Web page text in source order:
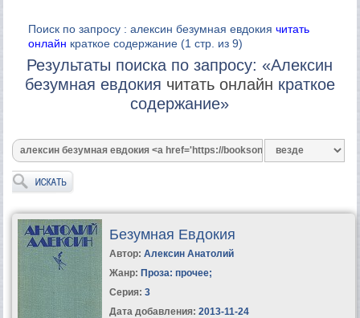
Поиск по запросу : алексин безумная евдокиячитать
онлайн краткое содержание (1 стр. из 9)
Результаты поиска по запросу: «Алексин
безумная евдокия читать онлайн краткое
содержание»
Безумная Евдокия
Автор: Алексин Анатолий
Жанр: Проза: прочее;
Серия: 3
Дата добавления: 2013-11-24